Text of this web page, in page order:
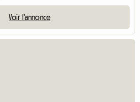
Voir l'annonce